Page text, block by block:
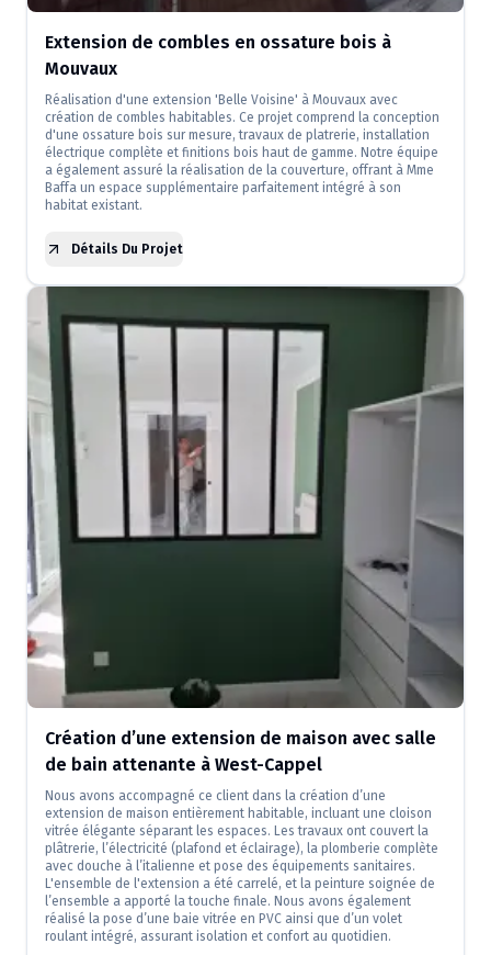
Extension de combles en ossature bois à
Mouvaux
Réalisation d'une extension 'Belle Voisine' à Mouvaux avec
création de combles habitables. Ce projet comprend la conception
d'une ossature bois sur mesure, travaux de platrerie, installation
électrique complète et finitions bois haut de gamme. Notre équipe
a également assuré la réalisation de la couverture, offrant à Mme
Baffa un espace supplémentaire parfaitement intégré à son
habitat existant.
Détails Du Projet
Création d’une extension de maison avec salle
de bain attenante à West-Cappel
Nous avons accompagné ce client dans la création d’une
extension de maison entièrement habitable, incluant une cloison
vitrée élégante séparant les espaces. Les travaux ont couvert la
plâtrerie, l’électricité (plafond et éclairage), la plomberie complète
avec douche à l’italienne et pose des équipements sanitaires.
L'ensemble de l'extension a été carrelé, et la peinture soignée de
l’ensemble a apporté la touche finale. Nous avons également
réalisé la pose d’une baie vitrée en PVC ainsi que d’un volet
roulant intégré, assurant isolation et confort au quotidien.